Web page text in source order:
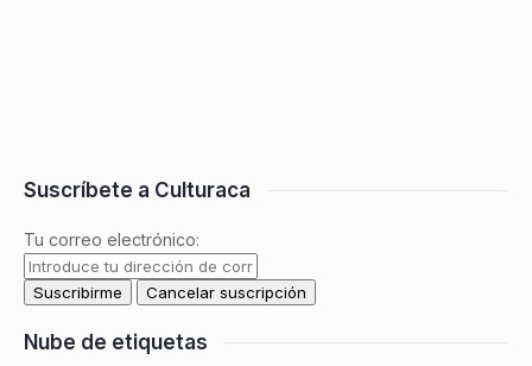
Suscríbete a Culturaca
Tu correo electrónico:
Nube de etiquetas